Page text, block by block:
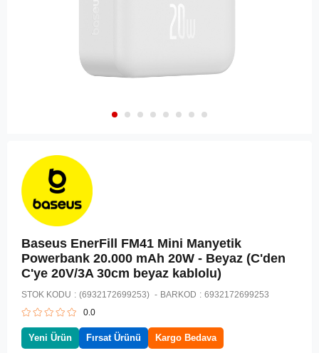
Baseus EnerFill FM41 Mini Manyetik
Powerbank 20.000 mAh 20W - Beyaz (C'den
C'ye 20V/3A 30cm beyaz kablolu)
STOK KODU (6932172699253) BARKOD : 6932172699253
0.0
Yeni Ürün Fırsat Ürünü Kargo Bedava